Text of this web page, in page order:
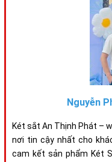
Nguyễn
Két sắt An Thịnh Phát –
nơi tin cậy nhất cho
cam kết sản phẩm Két